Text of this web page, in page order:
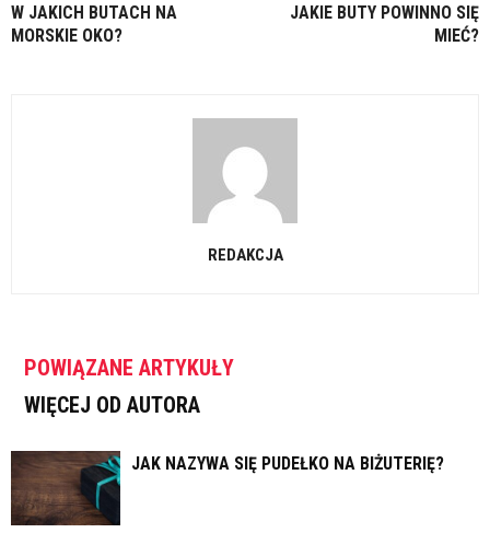
W JAKICH BUTACH NA
MORSKIE OKO?
JAKIE BUTY POWINNO SIĘ
MIEĆ?
REDAKCJA
POWIĄZANE ARTYKUŁY
WIĘCEJ OD AUTORA
JAK NAZYWA SIĘ PUDEŁKO NA BIŻUTERIĘ?